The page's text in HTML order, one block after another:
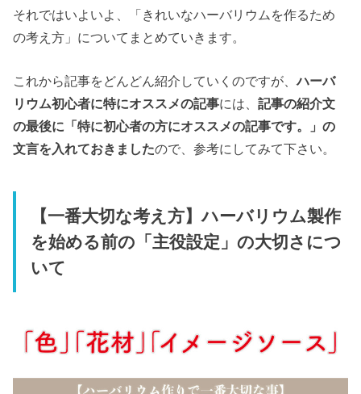
それではいよいよ、「きれいなハーバリウムを作るため
の考え方」についてまとめていきます。
これから記事をどんどん紹介していくのですが、ハーバ
リウム初心者に特にオススメの記事には、記事の紹介文
の最後に「特に初心者の方にオススメの記事です。」の
文言を入れておきましたので、参考にしてみて下さい。
【一番大切な考え方】ハーバリウム製作
を始める前の「主役設定」の大切さにつ
いて